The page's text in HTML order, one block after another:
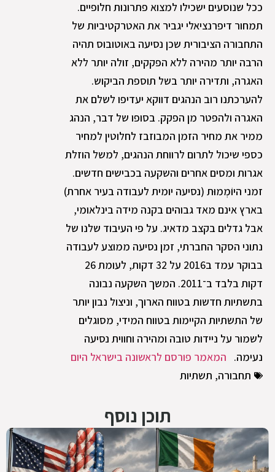
ככל שנוסעים ישכילו למצוא פתרונות חלופיים.
תמחור דיפרנציאלי יגביר את האטרקטיביות של
התחבורה הציבורית שכן נסיעה באוטובוס תהיה
הרבה יותר מהירה ללא הפקקים, זולה יותר ללא
האגרה, ותדירה יותר בשל תוספת הביקוש.
להערכתנו רוב הנהגים דווקא יעדיפו לשלם את
האגרה ולהפטר מן הפקק. בסופו של דבר, הנהג
ממיר את מחיר הזמן המבוזבז לחלוטין למחיר
כספי שיכול לתרום לרווחת הנהגים, למשל הוזלת
אגרות ומסים אחרים והשקעה בכבישים חדשים.
זמני היוֹמְמוּת (נסיעה יומית לעבודה בעיר אחרת)
בארץ אינם מאד גבוהים בקנה מידה בינלאומי,
אבל גדלים בקצב מדאיג. על פי העיבוד שלנו של
נתוני הסקר החברתי, זמן נסיעה ממוצע לעבודה
בבוקר עמד ב2016 על 32 דקות, לעומת 26
דקות בלבד ב־2011. המשך השקעה נבונה
בתשתיות חדשות בטווח הארוך, וניצול נבון יותר
של התשתיות הקיימות בטווח המידי, מסוגלים
לשמור על ניידות טובה ומהירה וחווית נסיעה
נעימה. המאמר פורסם לראשונה בישראל היום
תחבורה, תשתיות
תוכן נוסף